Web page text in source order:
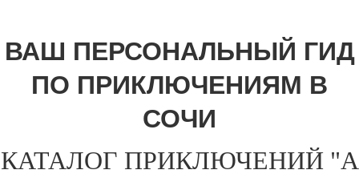
ВАШ ПЕРСОНАЛЬНЫЙ ГИД
ПО ПРИКЛЮЧЕНИЯМ В
СОЧИ
КАТАЛОГ ПРИКЛЮЧЕНИЙ "А